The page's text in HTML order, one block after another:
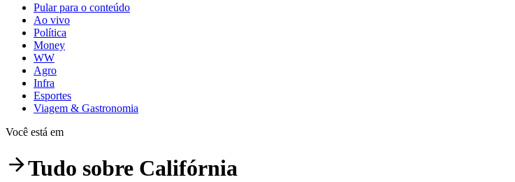
Pular para o conteúdo
Ao vivo
Política
Money
WW
Agro
Infra
Esportes
Viagem & Gastronomia
Você está em
Tudo sobre Califórnia